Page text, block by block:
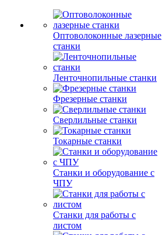
Оптоволоконные лазерные
станки
Ленточнопильные станки
Фрезерные станки
Сверлильные станки
Токарные станки
Станки и оборудование с
ЧПУ
Станки для работы с
листом